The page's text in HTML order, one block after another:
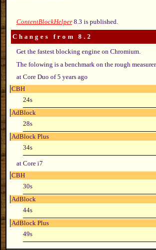
ContentBlockHelper8.3 is published.
Changes from 8.2
Get the fastest blocking engine on Chromium.
The folowing is a benchmark on the rough
at Core Duo of 5 years ago
CBH
24s
AdBlock
28s
AdBlock Plus
34s
at Core i7
CBH
30s
AdBlock
44s
AdBlock Plus
49s